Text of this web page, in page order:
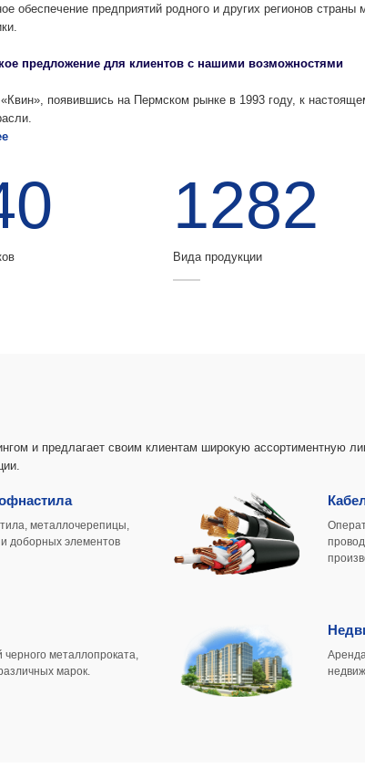
обеспечение предприятий родного и других регионов
предложение для клиентов с нашими возможностями
появившись на Пермском рынке в 1993 году, к
1282
Вида продукции
и предлагает своим клиентам широкую ассортиментную
металлочерепицы,
и доборных элементов
металлопроката,
марок.